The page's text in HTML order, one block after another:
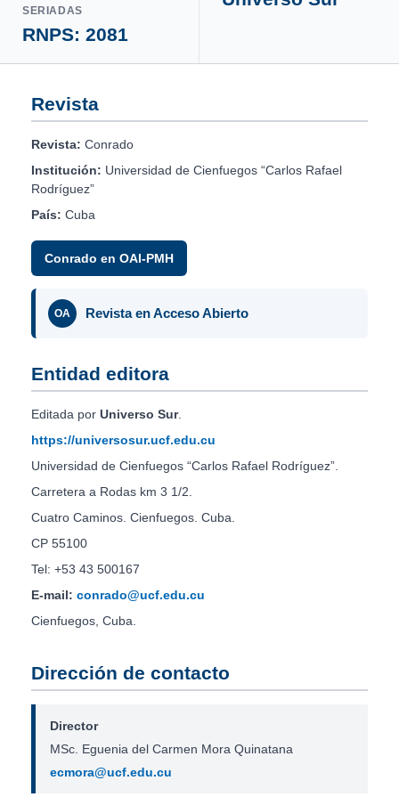
SERIADAS
RNPS: 2081
Revista
Revista: Conrado
Institución: Universidad de Cienfuegos “Carlos Rafael
Rodríguez”
País: Cuba
Conrado en OAI-PMH
OA Revista en Acceso Abierto
Entidad editora
Editada por Universo Sur.
https://universosur.ucf.edu.cu
Universidad de Cienfuegos “Carlos Rafael Rodríguez”.
Carretera a Rodas km 3 1/2.
Cuatro Caminos. Cienfuegos. Cuba.
CP 55100
Tel: +53 43 500167
E-mail: conrado@ucf.edu.cu
Cienfuegos, Cuba.
Dirección de contacto
Director
MSc. Eguenia del Carmen Mora Quinatana
ecmora@ucf.edu.cu